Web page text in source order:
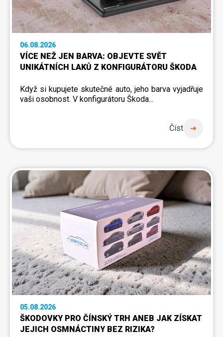
06.08.2026
VÍCE NEŽ JEN BARVA: OBJEVTE SVĚT
UNIKÁTNÍCH LAKŮ Z KONFIGURÁTORU ŠKODA
Když si kupujete skutečné auto, jeho barva vyjadřuje
vaši osobnost. V konfigurátoru Škoda...
Číst
05.08.2026
ŠKODOVKY PRO ČÍNSKÝ TRH ANEB JAK ZÍSKAT
JEJICH OSMNÁCTINY BEZ RIZIKA?